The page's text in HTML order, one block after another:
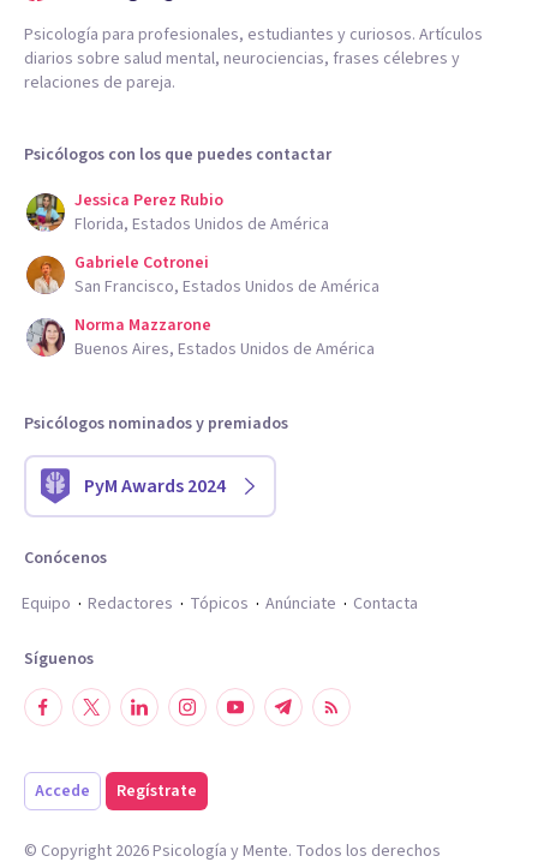
Psicología para profesionales, estudiantes y curiosos. Artículos
diarios sobre salud mental, neurociencias, frases célebres y
relaciones de pareja.
Psicólogos con los que puedes contactar
Jessica Perez Rubio
Florida, Estados Unidos de América
Gabriele Cotronei
San Francisco, Estados Unidos de América
Norma Mazzarone
Buenos Aires, Estados Unidos de América
Psicólogos nominados y premiados
PyM Awards 2024
Conócenos
Equipo
Redactores Tópicos Anúnciate Contacta
Síguenos
Accede Regístrate
© Copyright 2026Psicología y Mente. Todos los derechos